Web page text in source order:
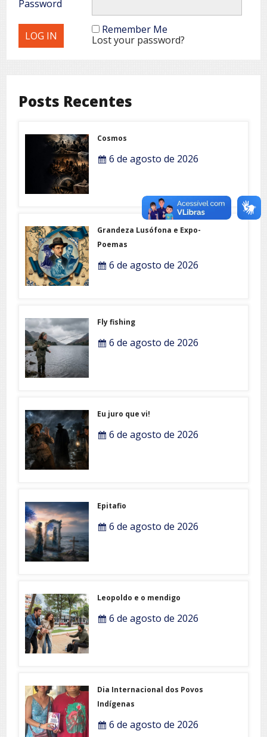
Password
Remember Me
Lost your password?
Posts Recentes
Cosmos
6 de agosto de 2026
Grandeza Lusófona e Expo-
Poemas
6 de agosto de 2026
Fly fishing
6 de agosto de 2026
Eu juro que vi!
6 de agosto de 2026
Epitafio
6 de agosto de 2026
Leopoldo e o mendigo
6 de agosto de 2026
Dia Internacional dos Povos
Indígenas
6 de agosto de 2026